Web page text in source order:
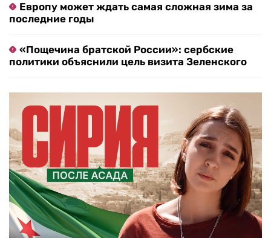
Европу может ждать самая сложная зима за
последние годы
«Пощечина братской России»: сербские
политики объяснили цель визита Зеленского